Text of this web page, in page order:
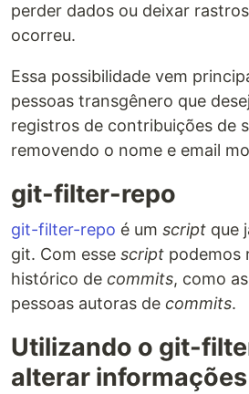
perder dados ou deixar
ocorreu.
Essa possibilidade vem
pessoas transgênero que
registros de contribuições de
removendo o nome e email
git-filter-repo
git-filter-repo é um script que
git. Com esse script podemos
histórico de commits, como
pessoas autoras de commits.
Utilizando o git-
alterar informações